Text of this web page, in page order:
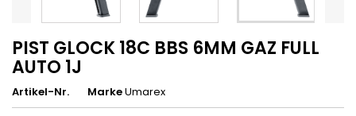
PIST GLOCK 18C BBS 6MM GAZ FULL
AUTO 1J
Artikel-Nr. MarkeUmarex